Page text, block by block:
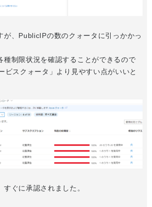
が、PublicIPの数のクォータに引っかかっ
種制限状況を確認することができるので
ビスクォータ」より見やすい点がいいと
ぐに承認されました。